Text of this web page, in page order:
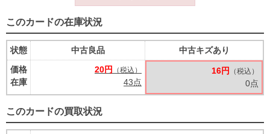
このカードの在庫状況
状態
価格
在庫
中古良品
20円
（税込）
43点
中古キズあり
16円 （税込）
0点
このカードの買取状況